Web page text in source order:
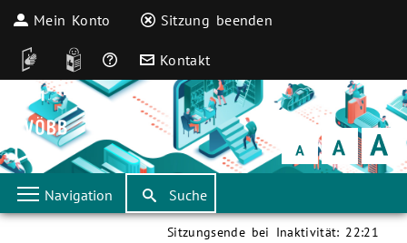
Mein Konto Sitzung beenden
DGS Leichte Sprache
Häufige Fragen
Kontakt
Schrift
klein Schrift
normal Schrift
groß
Navigation Suche
Sitzungsende bei Inaktivität: 22:21